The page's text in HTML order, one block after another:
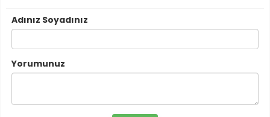
Adınız Soyadınız
Yorumunuz